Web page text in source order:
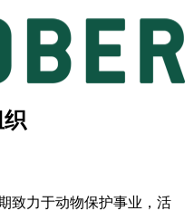
织
致力于动物保护事业，活